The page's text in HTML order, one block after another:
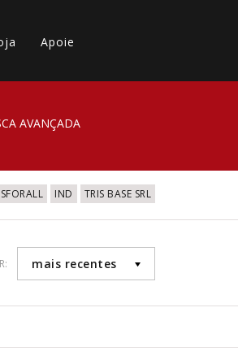
Apoie
AVANÇADA
IND TRIS BASE SRL
mais recentes